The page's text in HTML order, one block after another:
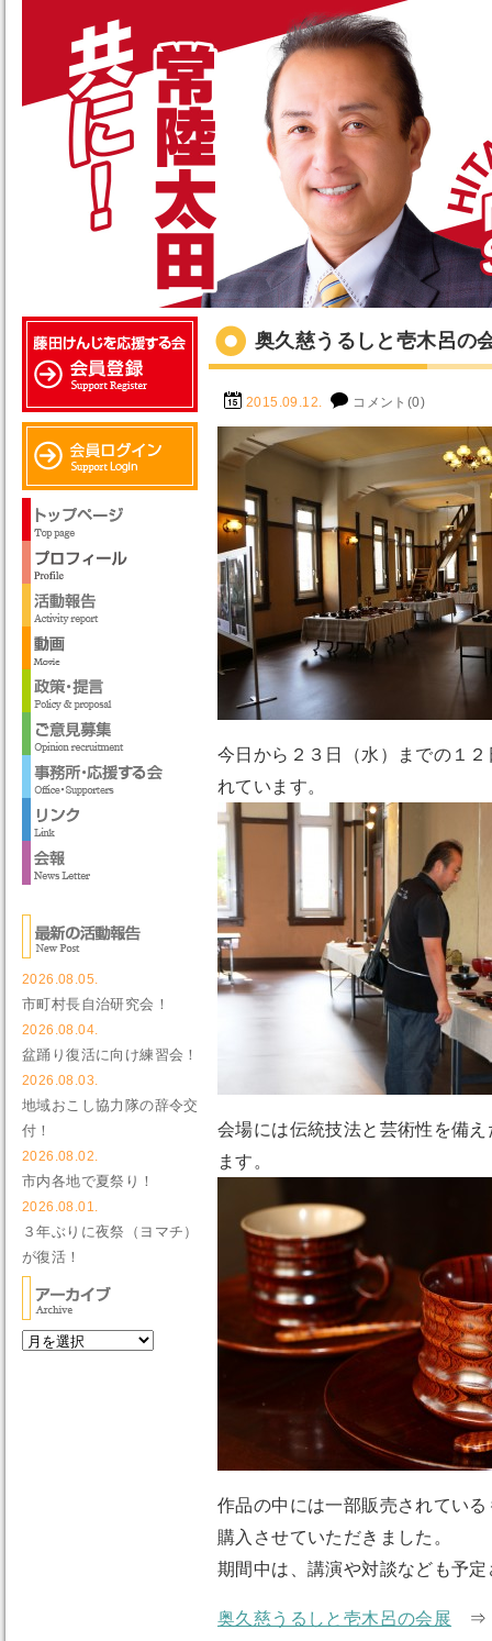
奥久慈うるしと壱木呂の
2015.09.12. コメント(0)
今日から２３日（水）までの１
れています。
会場には伝統技法と芸術性を備
ます。
作品の中には一部販売されてい
購入させていただきました。
期間中は、講演や対談なども予
奥久慈うるしと壱木呂の会展
2026.08.05.
市町村長自治研究会！
2026.08.04.
盆踊り復活に向け練習会！
2026.08.03.
地域おこし協力隊の辞令交
付！
2026.08.02.
市内各地で夏祭り！
2026.08.01.
３年ぶりに夜祭（ヨマチ）
が復活！